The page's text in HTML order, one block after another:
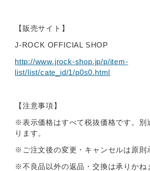
【販売サイト】
J-ROCK OFFICIAL SHOP
http://www.jrock-shop.jp/p/item-
list/list/cate_id/1/p0s0.html
【注意事項】
※表示価格はすべて税抜価格です。別
ります。
※ご注文後の変更・キャンセルは原則
※不良品以外の返品・交換は承りかね